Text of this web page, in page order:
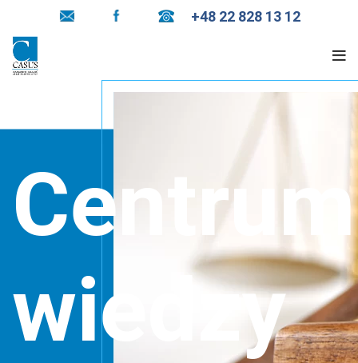
+48 22 828 13 12
Centrum
wiedzy